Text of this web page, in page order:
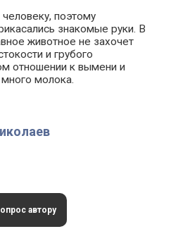
поэтому
знакомые руки. В
животное не захочет
и грубого
отношении к вымени и
молока.
автору